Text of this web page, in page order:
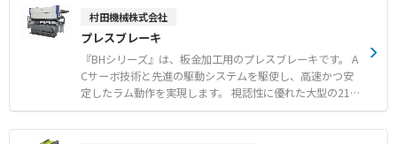
です。 設定した閾値に応じた警報メール送信や、警報音
ツールによるアラート通知、グラフ表示、マップ表示な
ど、多彩な機能を備えています。 また、管理者様による
運用しやすさに着目し、CSVファイルによる一括登録な
ど、多数のセンサーを効率よく管理できる機能を持たせて
います。 ほとんどの設定は運用管理者様自身でできるた
力制御により、複雑な形状や多様な金属材料の切断におい
て高品質な仕上がりを提供します。 さらに、加工点モニタ
リングシステムにより、安定した連続運転をサポートしま
す。 【特徴】 ●サーボモータドライブとツインボールネ
ジによる優れた安定性 ●パンチ・レーザ・タップ・成形加
工による工程集約 ●高い省エネ性能を実現した環境配慮型
設計 【用途・事例】 ●1台でのパンチ・タップ・成形等の
村田機械株式会社
プレスブレーキ
『BHシリーズ』は、板金加工用のプレスブレーキです。 A
Cサーボ技術と先進の駆動システムを駆使し、高速かつ安
定したラム動作を実現します。 視認性に優れた大型の21.5
インチワイドディスプレイとマルチタッチ操作により、作
業効率と安全性を高める新しい操作システムを搭載してい